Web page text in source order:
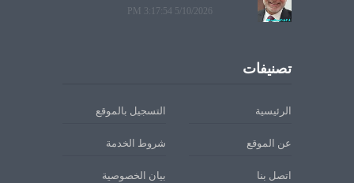
5/10/2026 3:17:54 PM
تصنيفات
الرئيسية التسجيل بالموقع
عن الموقع شروط الخدمة
اتصل بنا بيان الخصوصية